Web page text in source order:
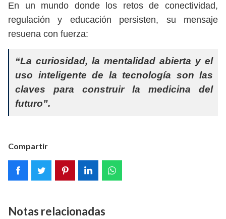
En un mundo donde los retos de conectividad,
regulación y educación persisten, su mensaje
resuena con fuerza:
“La curiosidad, la mentalidad abierta y el
uso inteligente de la tecnología son las
claves para construir la medicina del
futuro”.
Compartir
Notas relacionadas